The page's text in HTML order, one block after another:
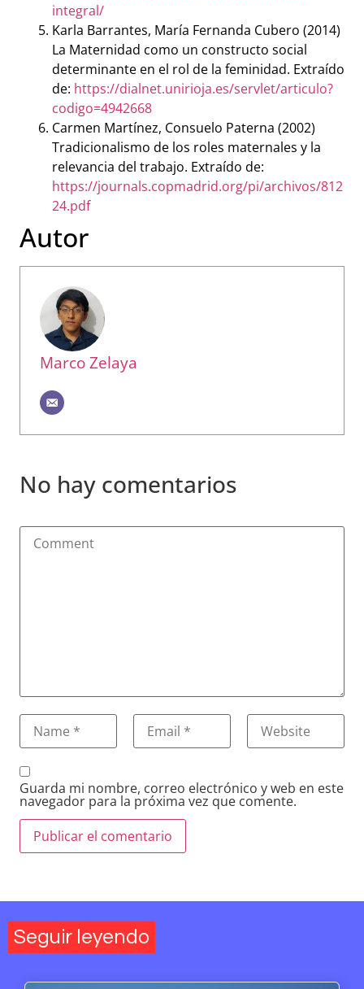
integral/
Karla Barrantes, María Fernanda Cubero (2014)
La Maternidad como un constructo social
determinante en el rol de la feminidad. Extraído
de: https://dialnet.unirioja.es/servlet/articulo?
codigo=4942668
Carmen Martínez, Consuelo Paterna (2002)
Tradicionalismo de los roles maternales y la
relevancia del trabajo. Extraído de:
https://journals.copmadrid.org/pi/archivos/812
24.pdf
Autor
Marco Zelaya
No hay comentarios
Guarda mi nombre, correo electrónico y web en este
navegador para la próxima vez que comente.
Seguir leyendo